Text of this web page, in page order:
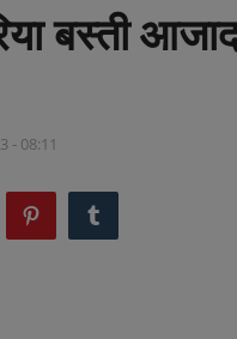
बस्ती आजाद
- 08:11